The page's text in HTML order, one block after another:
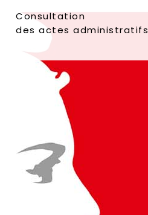
Consultation
des actes administratifs